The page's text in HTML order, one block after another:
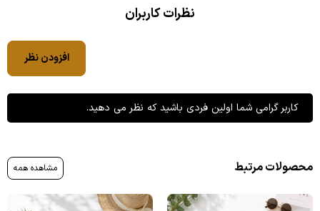
نظرات کاربران
افزودن نظر
کاربر گرامی شما اولین فردی باشید که نظر می دهید.
محصولات مرتبط مشاهده همه